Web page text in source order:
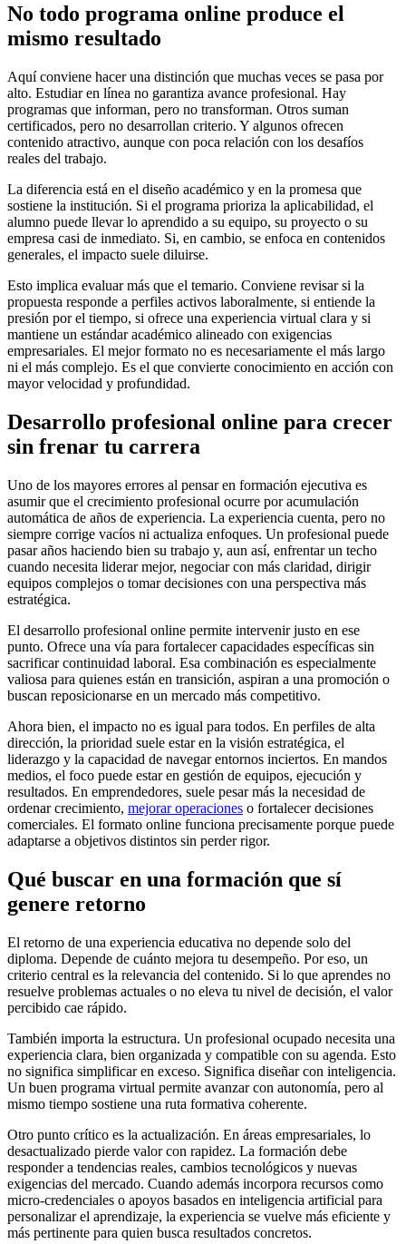
No todo programa online produce el
mismo resultado
Aquí conviene hacer una distinción que muchas veces se pasa por
alto. Estudiar en línea no garantiza avance profesional. Hay
programas que informan, pero no transforman. Otros suman
certificados, pero no desarrollan criterio. Y algunos ofrecen
contenido atractivo, aunque con poca relación con los desafíos
reales del trabajo.
La diferencia está en el diseño académico y en la promesa que
sostiene la institución. Si el programa prioriza la aplicabilidad, el
alumno puede llevar lo aprendido a su equipo, su proyecto o su
empresa casi de inmediato. Si, en cambio, se enfoca en contenidos
generales, el impacto suele diluirse.
Esto implica evaluar más que el temario. Conviene revisar si la
propuesta responde a perfiles activos laboralmente, si entiende la
presión por el tiempo, si ofrece una experiencia virtual clara y si
mantiene un estándar académico alineado con exigencias
empresariales. El mejor formato no es necesariamente el más largo
ni el más complejo. Es el que convierte conocimiento en acción con
mayor velocidad y profundidad.
Desarrollo profesional online para crecer
sin frenar tu carrera
Uno de los mayores errores al pensar en formación ejecutiva es
asumir que el crecimiento profesional ocurre por acumulación
automática de años de experiencia. La experiencia cuenta, pero no
siempre corrige vacíos ni actualiza enfoques. Un profesional puede
pasar años haciendo bien su trabajo y, aun así, enfrentar un techo
cuando necesita liderar mejor, negociar con más claridad, dirigir
equipos complejos o tomar decisiones con una perspectiva más
estratégica.
El desarrollo profesional online permite intervenir justo en ese
punto. Ofrece una vía para fortalecer capacidades específicas sin
sacrificar continuidad laboral. Esa combinación es especialmente
valiosa para quienes están en transición, aspiran a una promoción o
buscan reposicionarse en un mercado más competitivo.
Ahora bien, el impacto no es igual para todos. En perfiles de alta
dirección, la prioridad suele estar en la visión estratégica, el
liderazgo y la capacidad de navegar entornos inciertos. En mandos
medios, el foco puede estar en gestión de equipos, ejecución y
resultados. En emprendedores, suele pesar más la necesidad de
ordenar crecimiento, mejorar operaciones o fortalecer decisiones
comerciales. El formato online funciona precisamente porque puede
adaptarse a objetivos distintos sin perder rigor.
Qué buscar en una formación que sí
genere retorno
El retorno de una experiencia educativa no depende solo del
diploma. Depende de cuánto mejora tu desempeño. Por eso, un
criterio central es la relevancia del contenido. Si lo que aprendes no
resuelve problemas actuales o no eleva tu nivel de decisión, el valor
percibido cae rápido.
También importa la estructura. Un profesional ocupado necesita una
experiencia clara, bien organizada y compatible con su agenda. Esto
no significa simplificar en exceso. Significa diseñar con inteligencia.
Un buen programa virtual permite avanzar con autonomía, pero al
mismo tiempo sostiene una ruta formativa coherente.
Otro punto crítico es la actualización. En áreas empresariales, lo
desactualizado pierde valor con rapidez. La formación debe
responder a tendencias reales, cambios tecnológicos y nuevas
exigencias del mercado. Cuando además incorpora recursos como
micro-credenciales o apoyos basados en inteligencia artificial para
personalizar el aprendizaje, la experiencia se vuelve más eficiente y
más pertinente para quien busca resultados concretos.